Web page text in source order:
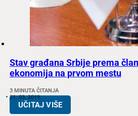
Stav građana Srbije prema
ekonomija na prvom mestu
3 MINUTA ČITANJA
21. 03. 2019.
UČITAJ VIŠE